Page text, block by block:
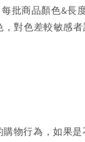
批商品顏色&長
對色差較敏感者
物行為，如果